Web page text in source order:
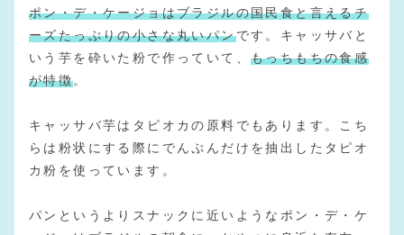
ポン・デ・ケージョはブラジルの国民食と言えるチ
ーズたっぷりの小さな丸いパンです。キャッサバと
いう芋を砕いた粉で作っていて、 もっちもちの食感
が特徴。
キャッサバ芋はタピオカの原料でもあります。こち
らは粉状にする際にでんぷんだけを抽出したタピオ
カ粉を使っています。
パンというよりスナックに近いようなポン・デ・ケ